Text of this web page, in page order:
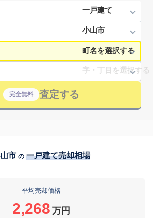
完全無料 査定する
市 の 一戸建て売却相場
平均売却価格
2,268 万円